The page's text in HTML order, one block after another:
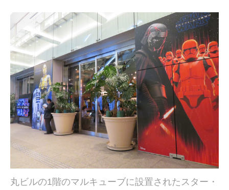
丸ビルの1階のマルキューブに設置されたスター・